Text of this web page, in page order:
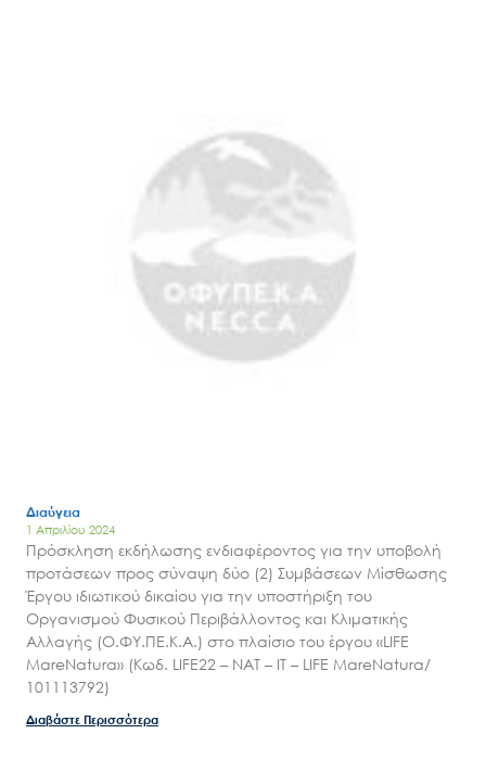
Ο.ΦΥ.ΠΕ.Κ.Α.
Μ.Δ.Π.Π.
Έργα
Εισιτήρια
Επικοινωνία
Διαύγεια
1 Απριλίου 2024
Πρόσκληση εκδήλωσης ενδιαφέροντος για την υποβολή
προτάσεων προς σύναψη δύο (2) Συμβάσεων Μίσθωσης
Έργου ιδιωτικού δικαίου για την υποστήριξη του
Οργανισμού Φυσικού Περιβάλλοντος και Κλιματικής
Αλλαγής (Ο.ΦΥ.ΠΕ.Κ.Α.) στο πλαίσιο του έργου «LIFE
MareNatura» (Κωδ. LIFE22 – NAT – IT – LIFE MareNatura/
101113792)
Διαβάστε Περισσότερα